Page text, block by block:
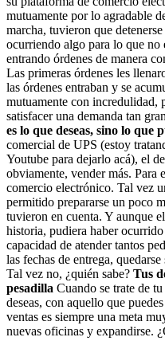
mutuamente por lo agradable
marcha, tuvieron que
ocurriendo algo para lo que no
entrando órdenes de manera
Las primeras órdenes les
las órdenes entraban y se
mutuamente con incredulidad,
satisfacer una demanda tan
es lo que deseas, sino lo que
comercial de UPS (estoy
Youtube para dejarlo acá), el
obviamente, vender más. Para
comercio electrónico. Tal vez
permitido prepararse un poco
tuvieron en cuenta. Y aunque
historia, pudiera haber
capacidad de atender tantos
las fechas de entrega,
Tal vez no, ¿quién sabe? Tus
pesadilla Cuando se trate de
deseas, con aquello que
ventas es siempre una meta
nuevas oficinas y expandirse.